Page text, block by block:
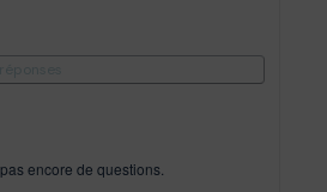
pas encore de questions.